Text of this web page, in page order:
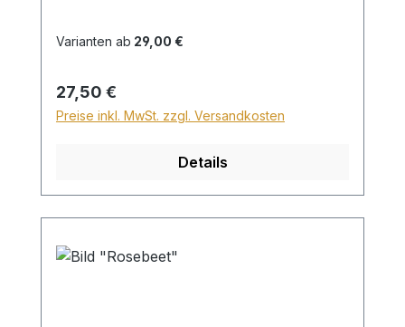
120cm wird für den Versand innerhalb
Höhe von 28,99€ berechnet. Für den
Versand ins Ausland beträgt der
Sperrgutzuschlag 30€.
Varianten ab 29,00 €
Regulärer Preis:
27,50 €
Preise inkl. MwSt. zzgl. Versandkosten
Details